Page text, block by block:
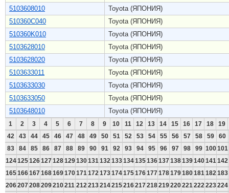
5103608010
Toyota (ЯПОНИЯ)
510360C040
Toyota (ЯПОНИЯ)
510360K010
Toyota (ЯПОНИЯ)
5103628010
Toyota (ЯПОНИЯ)
5103628020
Toyota (ЯПОНИЯ)
5103633011
Toyota (ЯПОНИЯ)
5103633030
Toyota (ЯПОНИЯ)
5103633050
Toyota (ЯПОНИЯ)
5103648010
Toyota (ЯПОНИЯ)
1 2 3 4 5 6 7 8 9 10 11 12 13 14 15 16 17 18
19
42
43 44 45 46 47 48 49 50 51 52 53 54 55 56 57 58 59
60
83
84 85 86 87 88 89 90 91 92 93 94 95 96 97 98 99 100101
124125126127128129130131 132 133134135136137138139140141 142
165166167168169170171 172 173174175176177178179180181 182 183
206207208209210211 212 213214215216217218219220221 222 223224